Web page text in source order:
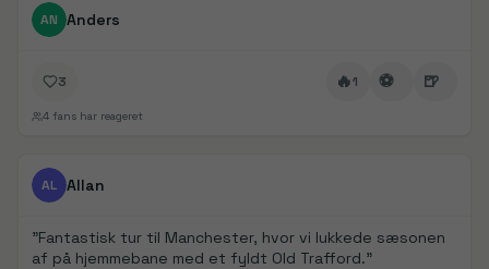
FanDays bidrag
AN Anders
3 🔥1 ⚽ 🍺
4 fans har reageret
FanDays bidrag
AL Allan
"Fantastisk tur til Manchester, hvor vi lukkede sæsonen
af på hjemmebane med et fyldt Old Trafford."